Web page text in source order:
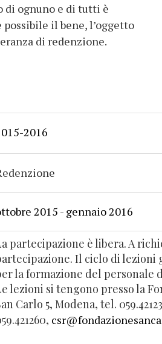
di ognuno e di tutti è
il bene, l’oggetto
di redenzione.
2016
2015 - gennaio 2016
partecipazione è libera. A
Il ciclo di
la formazione del personale
lezioni si tengono presso la
Carlo 5, Modena, tel.